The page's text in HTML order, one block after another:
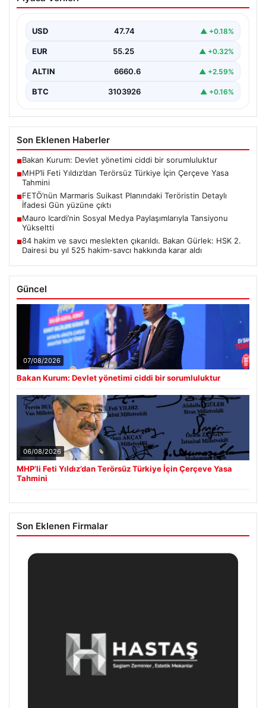
İçin Çerçeve Yasa Tahmini
Yardımcısı Feti Yıldız, uzun süredir üzerinde çalışılan
ve…
USD 47.74 ▲ +0.18%
EUR 55.25 ▲ +0.32%
ALTIN 6660.6 ▲ +2.59%
BTC 3103926 ▲ +0.16%
Son Eklenen Haberler
■Bakan Kurum: Devlet yönetimi ciddi bir sorumluluktur
■MHP’li Feti Yıldız’dan Terörsüz Türkiye İçin Çerçeve Yasa
Tahmini
■FETÖ’nün Marmaris Suikast Planındaki Teröristin Detaylı
İfadesi Gün yüzüne çıktı
■Mauro Icardi’nin Sosyal Medya Paylaşımlarıyla Tansiyonu
Yükseltti
■84 hakim ve savcı meslekten çıkarıldı. Bakan Gürlek: HSK 2.
Dairesi bu yıl 525 hakim-savcı hakkında karar aldı
Güncel
07/08/2026
Bakan Kurum: Devlet yönetimi ciddi bir sorumluluktur
06/08/2026
MHP’li Feti Yıldız’dan Terörsüz Türkiye İçin Çerçeve Yasa
Tahmini
Son Eklenen Firmalar